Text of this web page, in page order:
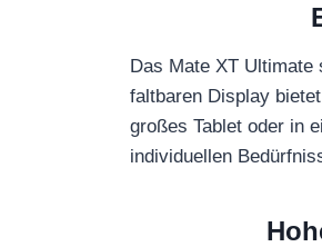
Das Mate XT Ultimate
faltbaren Display
großes Tablet oder in
individuellen